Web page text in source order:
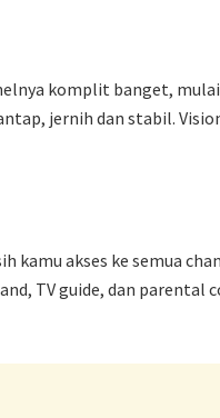
komplit banget,
jernih dan stabil.
kamu akses ke semua
TV guide, dan